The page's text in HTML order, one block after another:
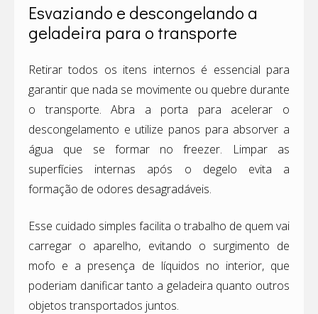
Esvaziando e descongelando a
geladeira para o transporte
Retirar todos os itens internos é essencial para
garantir que nada se movimente ou quebre durante
o transporte. Abra a porta para acelerar o
descongelamento e utilize panos para absorver a
água que se formar no freezer. Limpar as
superfícies internas após o degelo evita a
formação de odores desagradáveis.
Esse cuidado simples facilita o trabalho de quem vai
carregar o aparelho, evitando o surgimento de
mofo e a presença de líquidos no interior, que
poderiam danificar tanto a geladeira quanto outros
objetos transportados juntos.